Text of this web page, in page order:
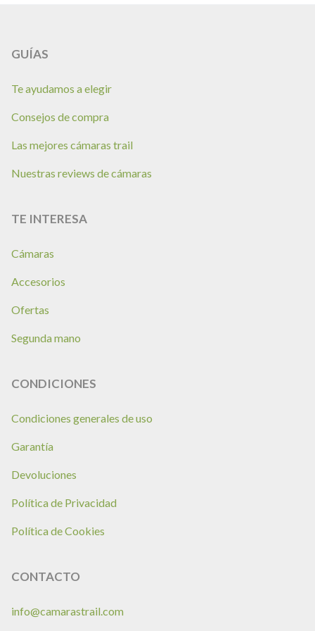
GUÍAS
Te ayudamos a elegir
Consejos de compra
Las mejores cámaras trail
Nuestras reviews de cámaras
TE INTERESA
Cámaras
Accesorios
Ofertas
Segunda mano
CONDICIONES
Condiciones generales de uso
Garantía
Devoluciones
Política de Privacidad
Política de Cookies
CONTACTO
info@camarastrail.com